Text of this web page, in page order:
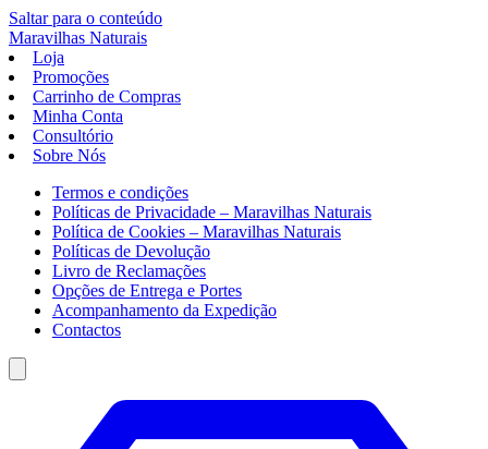
Saltar para o conteúdo
Maravilhas Naturais
Loja
Promoções
Carrinho de Compras
Minha Conta
Consultório
Sobre Nós
Termos e condições
Políticas de Privacidade – Maravilhas Naturais
Política de Cookies – Maravilhas Naturais
Políticas de Devolução
Livro de Reclamações
Opções de Entrega e Portes
Acompanhamento da Expedição
Contactos